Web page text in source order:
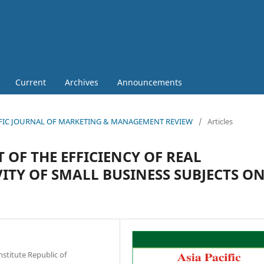
Current Archives Announcements
JOURNAL OF MARKETING & MANAGEMENT REVIEW / Articles
THE EFFICIENCY OF REAL
OF SMALL BUSINESS SUBJECTS
Republic of